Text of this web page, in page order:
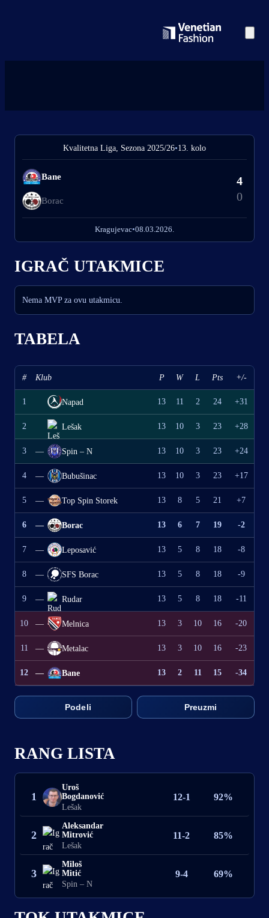
Kvalitetna Liga, Sezona 2025/26•13. kolo
Bane
4
0
Borac
Kragujevac•08.03.2026.
IGRAČ UTAKMICE
Nema MVP za ovu utakmicu.
TABELA
# Klub P W L Pts +/-
1 Napad 13 11 2 24 +31
2 Lešak 13 10 3 23 +28
3 — Spin – N 13 10 3 23 +24
4 — Bubušinac 13 10 3 23 +17
5 — Top Spin Storek 13 8 5 21 +7
6 — Borac 13 6 7 19 -2
7 — Leposavić 13 5 8 18 -8
8 — SFS Borac 13 5 8 18 -9
9 — Rudar 13 5 8 18 -11
10 — Melnica 13 3 10 16 -20
11 — Metalac 13 3 10 16 -23
12 — Bane 13 2 11 15 -34
Podeli Preuzmi
RANG LISTA
1
Uroš
Bogdanović
Lešak
12-1 92%
2
Aleksandar
Mitrović
Lešak
11-2 85%
3
Miloš
Mitić
Spin – N
9-4 69%